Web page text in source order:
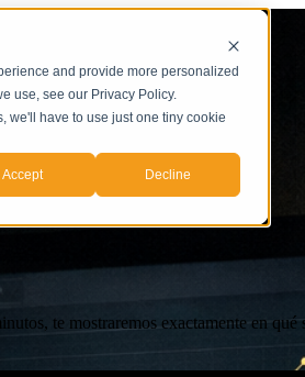
and provide more personalized
use, see our Privacy Policy.
we'll have to use just one tiny cookie
Accept Decline
te mostraremos exactamente en